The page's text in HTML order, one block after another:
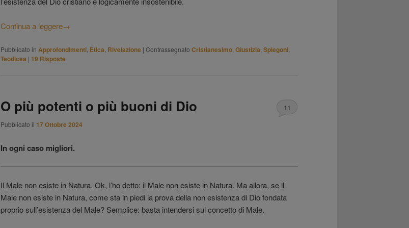
Continua a leggere→
Pubblicato in Approfondimenti Etica Rivelazione | Contrassegnato Cristianesimo Giustizia Spiegoni
Teodicea | 19 Risposte
O più potenti o più buoni di Dio
Pubblicato il 17 Ottobre 2024
11
In ogni caso migliori.
Il Male non esiste in Natura. Ok, l’ho detto: il Male non esiste in Natura. Ma allora, se il
Male non esiste in Natura, come sta in piedi la prova della non esistenza di Dio fondata
proprio sull’esistenza del Male? Semplice: basta intendersi sul concetto di Male.